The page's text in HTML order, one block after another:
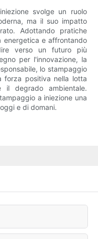
svolge un ruolo
ma il suo impatto
Adottando pratiche
energetica e affrontando
verso un futuro più
per l'innovazione, la
lo stampaggio
forza positiva nella lotta
il degrado ambientale.
a iniezione una
e di domani.